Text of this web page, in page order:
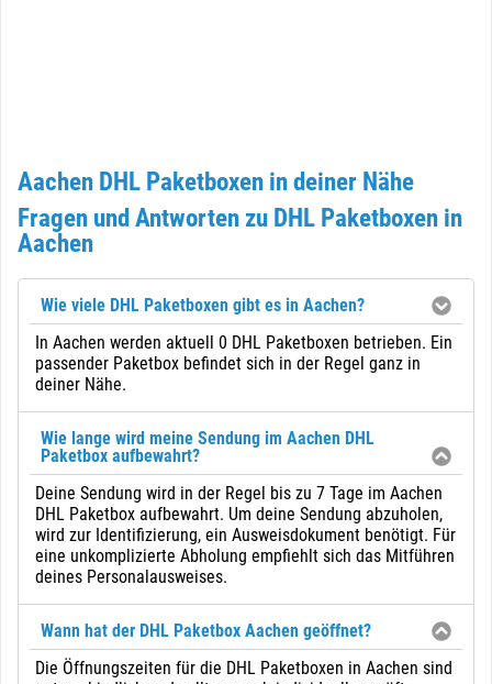
Aachen DHL Paketboxen in deiner Nähe
Fragen und Antworten zu DHL Paketboxen in
Aachen
Wie viele DHL Paketboxen gibt es in Aachen?
In Aachen werden aktuell 0 DHL Paketboxen betrieben. Ein
passender Paketbox befindet sich in der Regel ganz in
deiner Nähe.
Wie lange wird meine Sendung im Aachen DHL
Paketbox aufbewahrt?
Deine Sendung wird in der Regel bis zu 7 Tage im Aachen
DHL Paketbox aufbewahrt. Um deine Sendung abzuholen,
wird zur Identifizierung, ein Ausweisdokument benötigt. Für
eine unkomplizierte Abholung empfiehlt sich das Mitführen
deines Personalausweises.
Wann hat der DHL Paketbox Aachen geöffnet?
Die Öffnungszeiten für die DHL Paketboxen in Aachen sind